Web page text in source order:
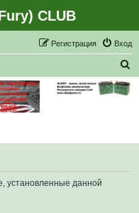
CLUB
Вход
Регистрация
установленные данной